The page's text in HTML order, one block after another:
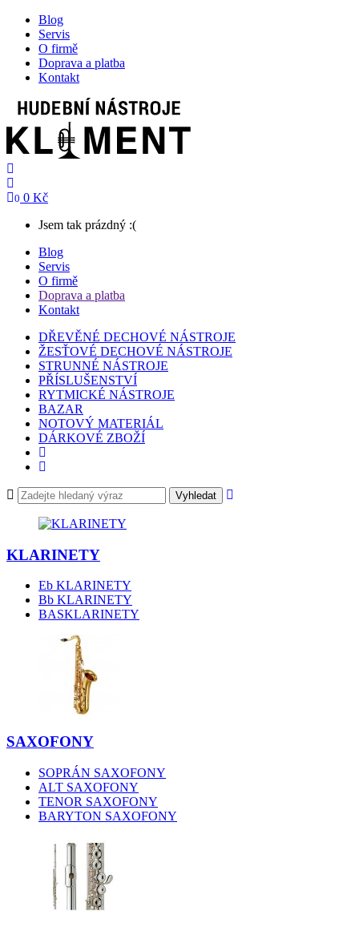
Blog
Servis
O firmě
Doprava a platba
Kontakt
0 0 Kč
Jsem tak prázdný :(
Blog
Servis
O firmě
Doprava a platba
Kontakt
DŘEVĚNÉ DECHOVÉ NÁSTROJE
ŽESŤOVÉ DECHOVÉ NÁSTROJE
STRUNNÉ NÁSTROJE
PŘÍSLUŠENSTVÍ
RYTMICKÉ NÁSTROJE
BAZAR
NOTOVÝ MATERIÁL
DÁRKOVÉ ZBOŽÍ
Vyhledat
KLARINETY
Eb KLARINETY
Bb KLARINETY
BASKLARINETY
SAXOFONY
SOPRÁN SAXOFONY
ALT SAXOFONY
TENOR SAXOFONY
BARYTON SAXOFONY